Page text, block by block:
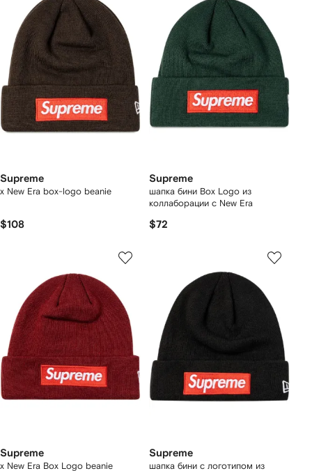
Supreme
x New Era box-logo beanie
$108
Supreme
шапка бини Box Logo из
коллаборации с New Era
$72
Supreme
x New Era Box Logo beanie
Supreme
шапка бини с логотипом из